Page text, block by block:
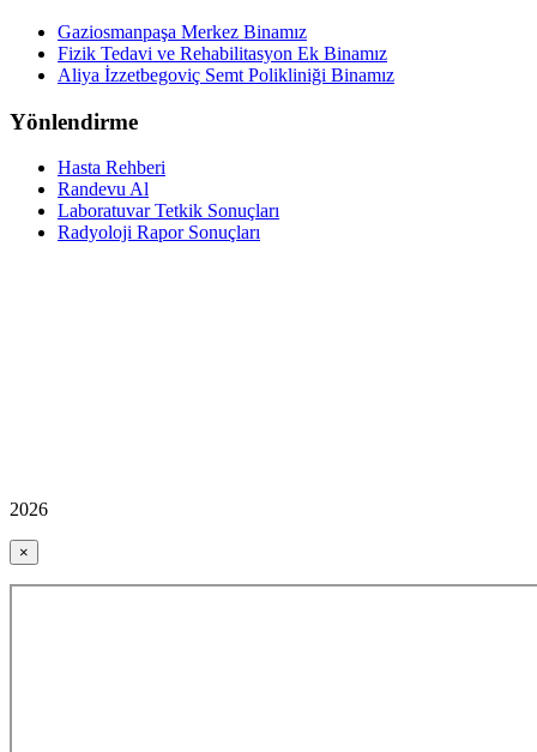
Gaziosmanpaşa Merkez Binamız
Fizik Tedavi ve Rehabilitasyon Ek Binamız
Aliya İzzetbegoviç Semt Polikliniği Binamız
Yönlendirme
Hasta Rehberi
Randevu Al
Laboratuvar Tetkik Sonuçları
Radyoloji Rapor Sonuçları
2026
×